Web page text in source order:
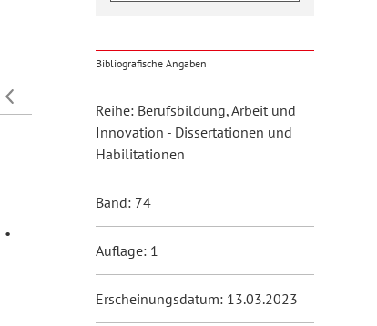
Bibliografische Angaben
Reihe: Berufsbildung, Arbeit und
Innovation - Dissertationen und
Habilitationen
Band: 74
Auflage: 1
Erscheinungsdatum: 13.03.2023